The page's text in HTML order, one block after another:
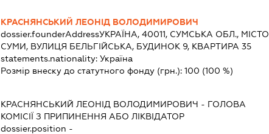
КРАСНЯНСЬКИЙ ЛЕОНІД ВОЛОДИМИРОВИЧ
dossier.founderAddressУКРАЇНА, 40011, СУМСЬКА ОБЛ., МІСТО
СУМИ, ВУЛИЦЯ БЕЛЬГІЙСЬКА, БУДИНОК 9, КВАРТИРА 35
statements.nationality:Україна
Розмір внеску до статутного фонду (грн.):100 (100 %)
КРАСНЯНСЬКИЙ ЛЕОНІД ВОЛОДИМИРОВИЧ - ГОЛОВА
КОМІСІЇ З ПРИПИНЕННЯ АБО ЛІКВІДАТОР
dossier.position -